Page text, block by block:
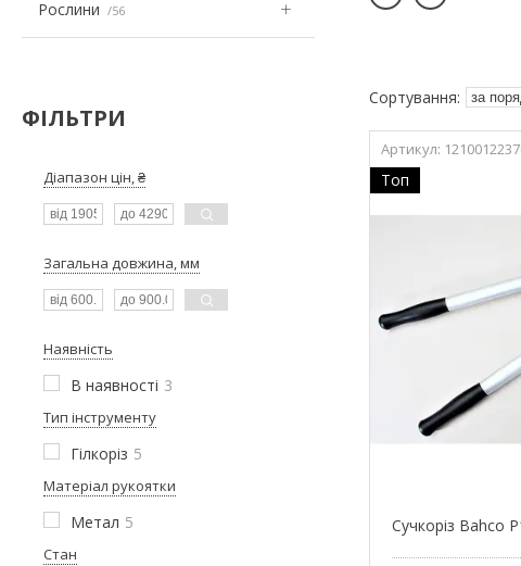
Рослини 56
ФІЛЬТРИ
Діапазон цін, ₴
Загальна довжина, мм
Наявність
В наявності 3
Тип інструменту
Гілкоріз 5
Матеріал рукоятки
Метал 5
Стан
Топ
Сучкоріз Bahco